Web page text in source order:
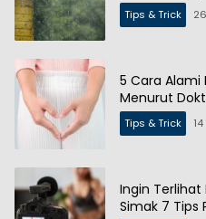
Tips & Trick
5 Cara Alami
Menurut
Tips & Trick
Ingin Terlihat
Simak 7 Tips